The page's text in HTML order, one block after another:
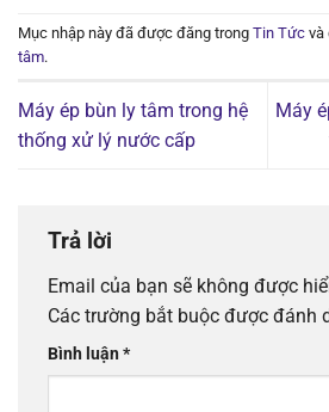
Mục nhập này đã được đăng trong Tin Tức và
tâm.
Máy ép bùn ly tâm trong hệ
thống xử lý nước cấp
Máy
Trả lời
Email của bạn sẽ không được
Các trường bắt buộc được đánh
Bình luận*